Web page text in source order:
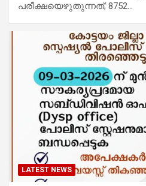
പരീക്ഷയെഴുതുന്നത്; 8752…
LATEST NEWS